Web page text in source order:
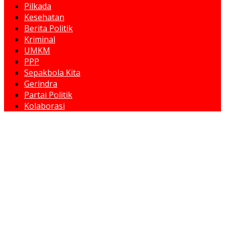
Pilkada
Kesehatan
Berita Politik
Kriminal
UMKM
PPP
Sepakbola Kita
Gerindra
Partai Politik
Kolaborasi